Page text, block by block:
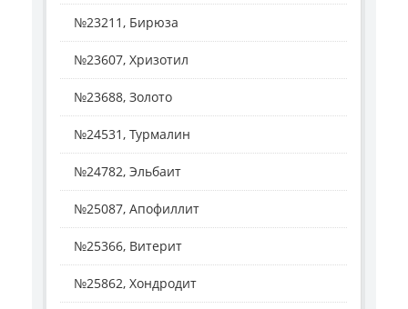
№23211, Бирюза
№23607, Хризотил
№23688, Золото
№24531, Турмалин
№24782, Эльбаит
№25087, Апофиллит
№25366, Витерит
№25862, Хондродит